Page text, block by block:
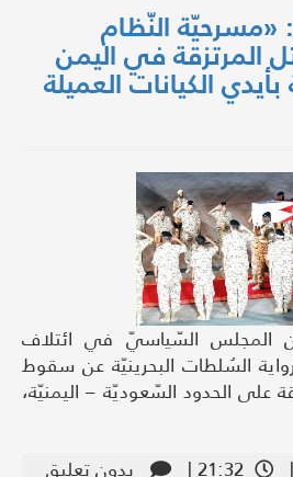
«مسرحيّة النّظام
المرتزقة في اليمن
الكيانات العميلة
السّياسيّ في ائتلاف
رواية السُلطات البحرينيّة عن سقوط
الحدود السّعوديّة – اليمنيّة،
21:32 | بدون تعليق